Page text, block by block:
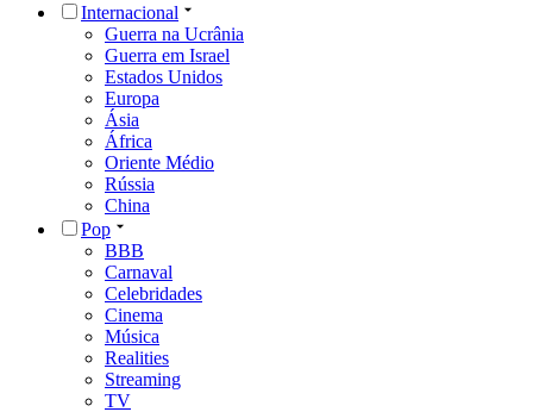
Internacional
Guerra na Ucrânia
Guerra em Israel
Estados Unidos
Europa
Ásia
África
Oriente Médio
Rússia
China
Pop
BBB
Carnaval
Celebridades
Cinema
Música
Realities
Streaming
TV